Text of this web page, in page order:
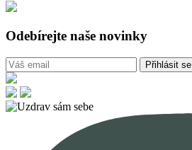
Odebírejte naše novinky
Přihlásit se